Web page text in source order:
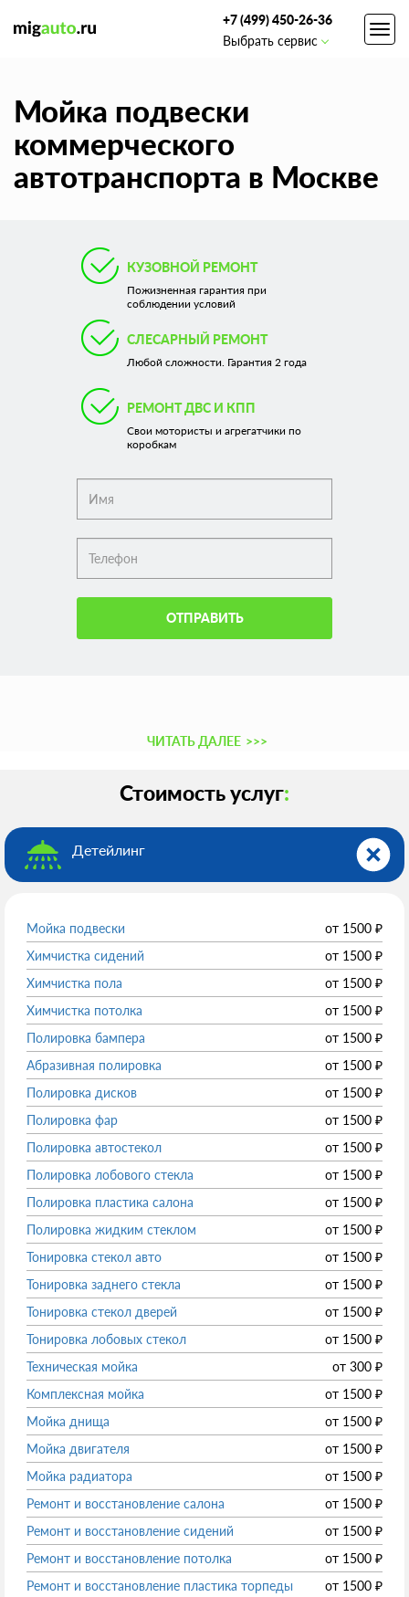
+7 (499) 450-26-36
Выбрать сервис
Мойка подвески
коммерческого
автотранспорта в Москве
КУЗОВНОЙ РЕМОНТ
Пожизненная гарантия при
соблюдении условий
СЛЕСАРНЫЙ РЕМОНТ
Любой сложности. Гарантия 2 года
РЕМОНТ ДВС И КПП
Свои мотористы и агрегатчики по
коробкам
ОТПРАВИТЬ
ЧИТАТЬ ДАЛЕЕ >>>
Стоимость услуг:
Детейлинг
Мойка подвески от 1500 ₽
Химчистка сидений
от 1500 ₽
Химчистка пола
от 1500 ₽
Химчистка потолка
от 1500 ₽
Полировка бампера
от 1500 ₽
Абразивная полировка
от 1500 ₽
Полировка дисков
от 1500 ₽
Полировка фар
от 1500 ₽
Полировка автостекол
от 1500 ₽
Полировка лобового стекла
от 1500 ₽
Полировка пластика салона
от 1500 ₽
Полировка жидким стеклом
от 1500 ₽
Тонировка стекол авто
от 1500 ₽
Тонировка заднего стекла
от 1500 ₽
Тонировка стекол дверей
от 1500 ₽
Тонировка лобовых стекол
от 1500 ₽
Техническая мойка
от 300 ₽
Комплексная мойка
от 1500 ₽
Мойка днища
от 1500 ₽
Мойка двигателя
от 1500 ₽
Мойка радиатора
от 1500 ₽
Ремонт и восстановление салона
от 1500 ₽
Ремонт и восстановление сидений
от 1500 ₽
Ремонт и восстановление потолка
от 1500 ₽
Ремонт и восстановление пластика торпеды
от 1500 ₽